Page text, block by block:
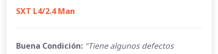
SXT L4/2.4 Man
Buena Condición: "Tiene algunos defectos